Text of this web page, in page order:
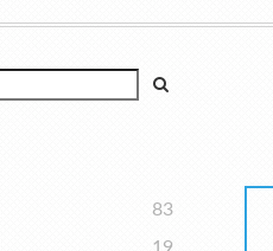
83